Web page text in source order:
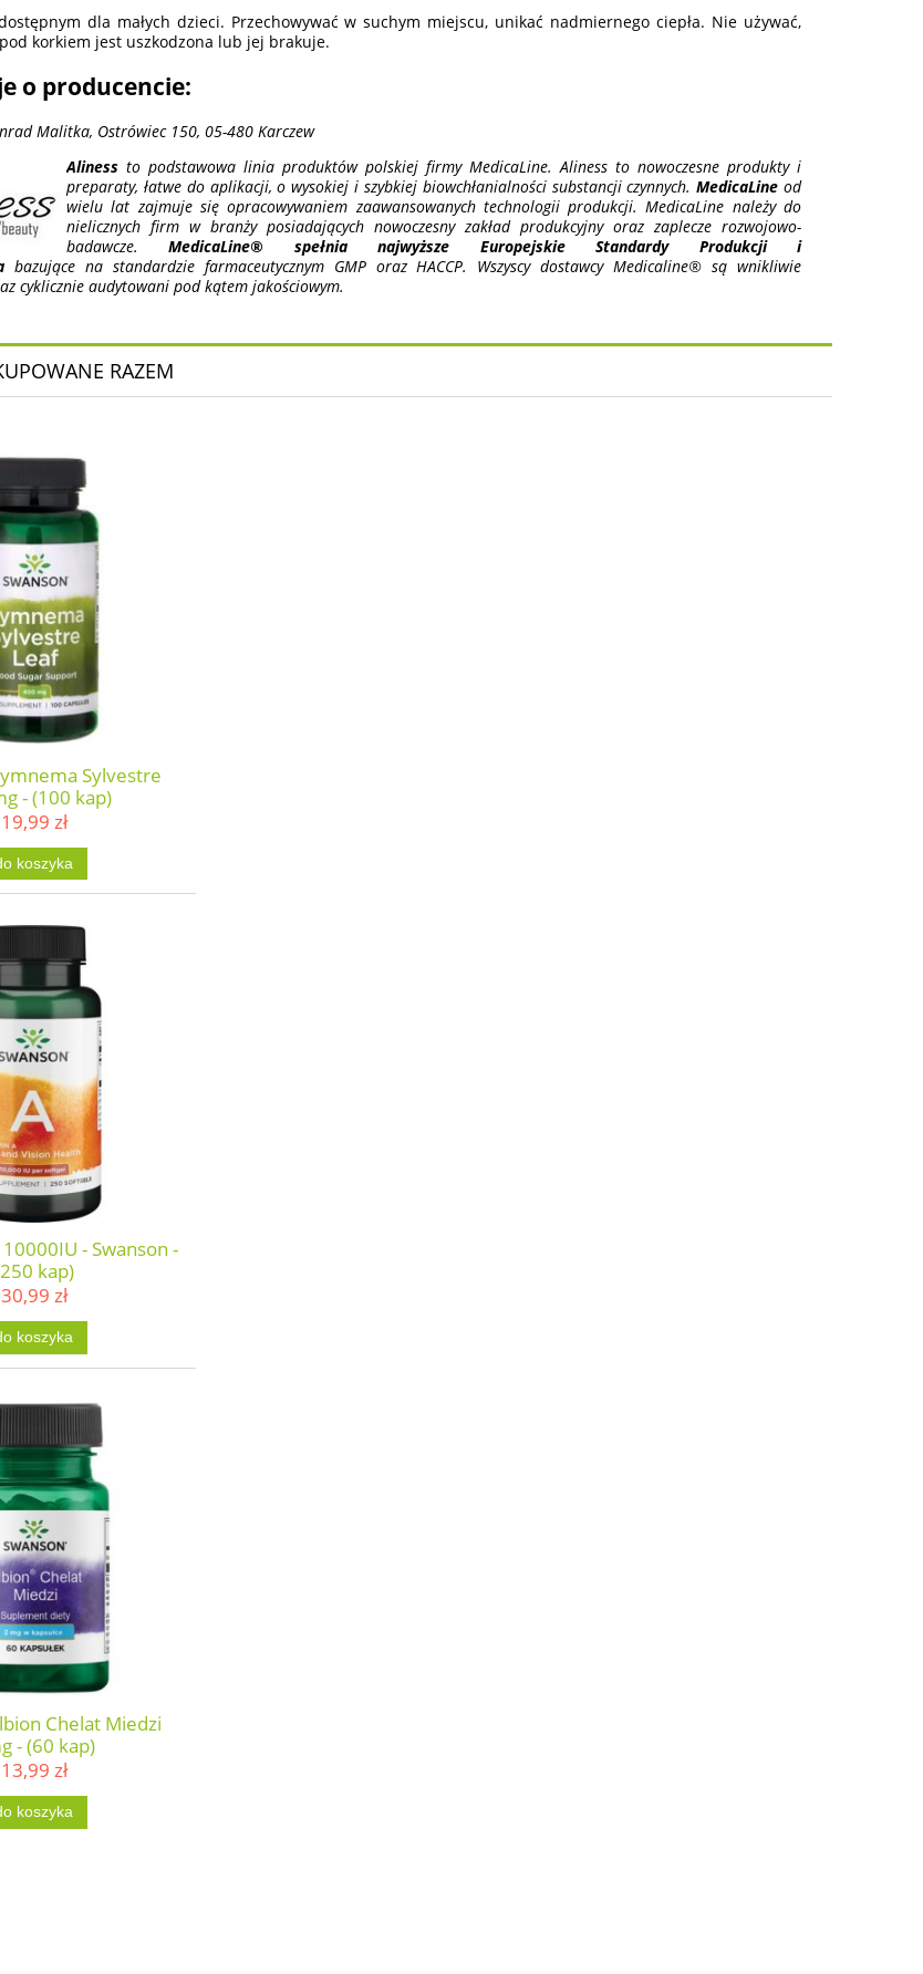
dla małych dzieci. Przechowywać w suchym miejscu, unikać nadmiernego ciepła. Nie używać,
korkiem jest uszkodzona lub jej brakuje.
o producencie:
Malitka, Ostrówiec 150, 05-480 Karczew
Aliness to podstawowa linia produktów polskiej firmy MedicaLine. Aliness to nowoczesne produkty i
preparaty, łatwe do aplikacji, o wysokiej i szybkiej biowchłanialności substancji czynnych.MedicaLine od
wielu lat zajmuje się opracowywaniem zaawansowanych technologii produkcji. MedicaLine należy do
nielicznych firm w branży posiadających nowoczesny zakład produkcyjny oraz zaplecze rozwojowo-
badawcze.MedicaLine® spełnia najwyższe Europejskie Standardy Produkcji i
bazujące na standardzie farmaceutycznym GMP oraz HACCP. Wszyscy dostawcy Medicaline® są wnikliwie
cyklicznie audytowani pod kątem jakościowym.
RAZEM
Sylvestre
- (100 kap)
19,99 zł
koszyka
- Swanson -
kap)
30,99 zł
koszyka
Chelat Miedzi
- (60 kap)
13,99 zł
koszyka